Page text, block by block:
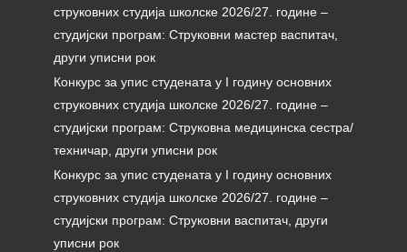
струковних студија школске 2026/27. године –
студијски програм: Струковни мастер васпитач,
други уписни рок
Конкурс за упис студената у I годину основних
струковних студија школске 2026/27. године –
студијски програм: Струковна медицинска сестра/
техничар, други уписни рок
Конкурс за упис студената у I годину основних
струковних студија школске 2026/27. године –
студијски програм: Струковни васпитач, други
уписни рок